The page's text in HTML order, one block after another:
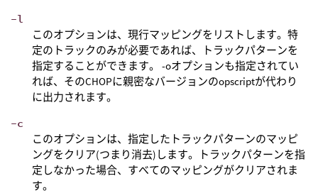
-l
このオプションは、現行マッピングをリストします。特
定のトラックのみが必要であれば、トラックパターンを
指定することができます。 -oオプションも指定されてい
れば、そのCHOPに親密なバージョンのopscriptが代わり
に出力されます。
-c
このオプションは、指定したトラックパターンのマッピ
ングをクリア(つまり消去)します。トラックパターンを指
定しなかった場合、すべてのマッピングがクリアされま
す。